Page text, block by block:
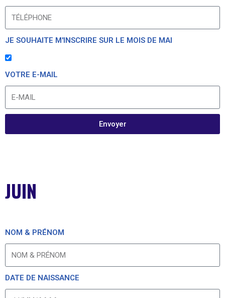
JE SOUHAITE M'INSCRIRE SUR LE MOIS DE MAI
VOTRE E-MAIL
Envoyer
JUIN
NOM & PRÉNOM
DATE DE NAISSANCE